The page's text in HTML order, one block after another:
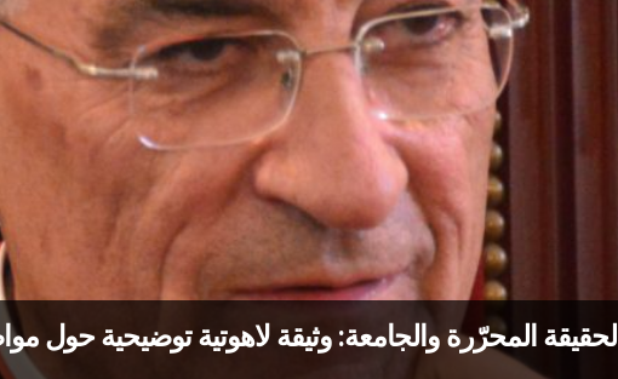
الحقيقة المحرّرة والجامعة: وثيقة لاهوتية توضيحية حول